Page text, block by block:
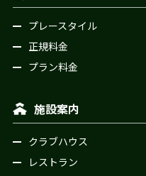
プレースタイル
正規料金
プラン料金
施設案内
クラブハウス
レストラン